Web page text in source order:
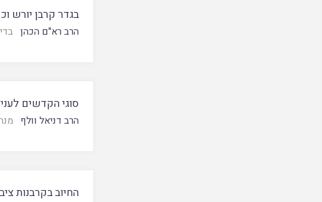
בגדר קרבן יורש
הרב רא"ם הכהן
סוגי הקדשים
הרב דניאל וולף
החיוב בקרבנות